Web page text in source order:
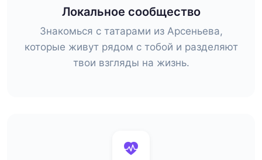
Локальное сообщество
Знакомься с татарами из Арсеньева,
которые живут рядом с тобой и разделяют
твои взгляды на жизнь.